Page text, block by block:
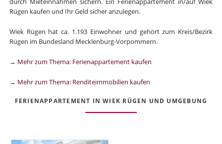
Rügen kaufen und Ihr Geld sicher anzulegen.
Wiek Rügen hat ca. 1.193 Einwohner und gehört zum Kreis/Bezirk
Rügen im Bundesland Mecklenburg-Vorpommern.
→ Mehr zum Thema: Ferienappartement kaufen
→ Mehr zum Thema: Renditeimmobilien kaufen
FERIENAPPARTEMENT IN WIEK RÜGEN UND UMGEBUNG